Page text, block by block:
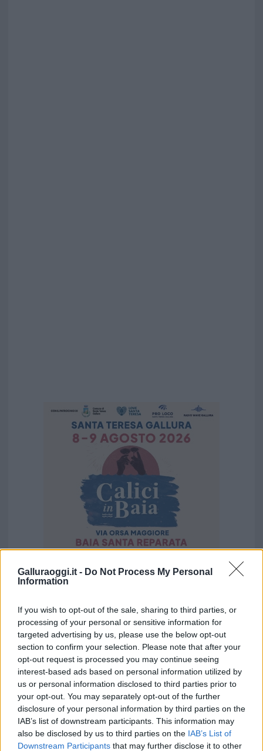
Galluraoggi.it - Do Not Process My Personal
Information
If you wish to opt-out of the sale, sharing to third parties, or
processing of your personal or sensitive information for
targeted advertising by us, please use the below opt-out
section to confirm your selection. Please note that after your
opt-out request is processed you may continue seeing
interest-based ads based on personal information utilized by
us or personal information disclosed to third parties prior to
your opt-out. You may separately opt-out of the further
disclosure of your personal information by third parties on the
IAB’s list of downstream participants. This information may
also be disclosed by us to third parties on the IAB’s List of
Downstream Participants that may further disclose it to other
Vuoi rimuovere le pubblicità nazionali?
Puoi abbonarti asoli € 1,10 al mese
cliccandoqui
Sei già abbonato?
Puoi effettuare l'accesso andando nella
sezione Login dal menù del sito o
cliccandoqui